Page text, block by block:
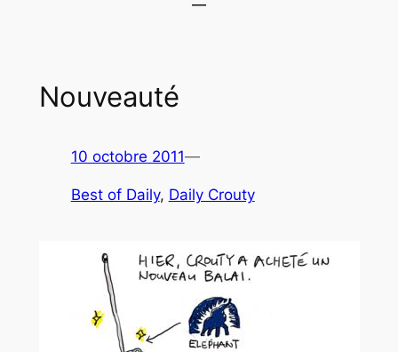
Nouveauté
10 octobre 2011—
Best of Daily, Daily Crouty